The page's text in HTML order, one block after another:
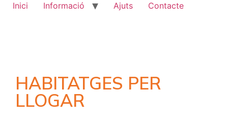
Inici Informació Ajuts Contacte
HABITATGES PER
LLOGAR